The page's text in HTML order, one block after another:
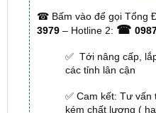
✅ Tới nâng cấp,
các tỉnh lân cận
✅ Cam kết: Tư
kém chất lượng (